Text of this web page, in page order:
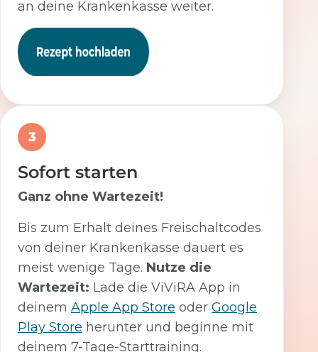
an deine Krankenkasse weiter.
3
Sofort starten
Ganz ohne Wartezeit!
Bis zum Erhalt deines Freischaltcodes
von deiner Krankenkasse dauert es
meist wenige Tage. Nutze die
Wartezeit: Lade die ViViRA App in
deinem Apple App Store oder Google
Play Store herunter und beginne mit
deinem 7-Tage-Starttraining.